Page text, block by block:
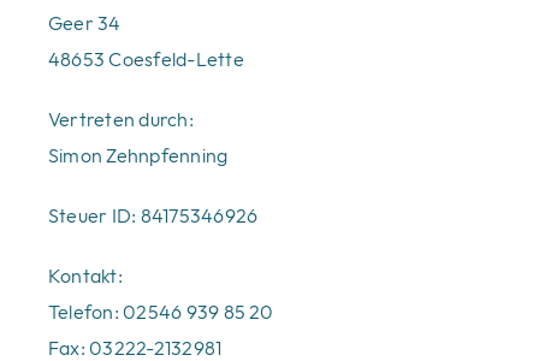
Geer 34
48653 Coesfeld-Lette
Vertreten durch:
Simon Zehnpfenning
Steuer ID: 84175346926
Kontakt:
Telefon: 02546 939 85 20
Fax: 03222-2132981